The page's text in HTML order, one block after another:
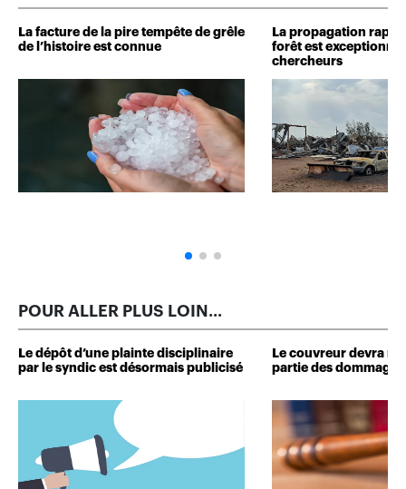
La facture de la pire tempête de grêle
de l’histoire est connue
La propagation
forêt est
chercheurs
POUR ALLER PLUS LOIN...
Le dépôt d’une plainte disciplinaire
par le syndic est désormais publicisé
Le couvreur devra
partie des dommages